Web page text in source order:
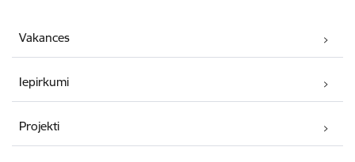
Vakances
Iepirkumi
Projekti